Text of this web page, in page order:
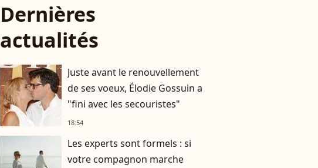
Dernières
actualités
Juste avant le renouvellement
de ses voeux, Élodie Gossuin a
"fini avec les secouristes"
18:54
Les experts sont formels : si
votre compagnon marche